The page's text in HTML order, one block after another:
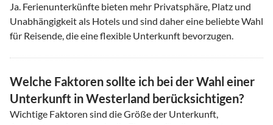
Ja. Ferienunterkünfte bieten mehr Privatsphäre, Platz und
Unabhängigkeit als Hotels und sind daher eine beliebte Wahl
für Reisende, die eine flexible Unterkunft bevorzugen.
Welche Faktoren sollte ich bei der Wahl einer
Unterkunft in Westerland berücksichtigen?
Wichtige Faktoren sind die Größe der Unterkunft,